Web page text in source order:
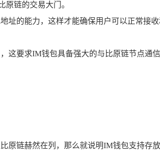
链的交易大门。
址的能力，这样才能确保用户可以正常接
这要求IM钱包具备强大的与比原链节点通
原链赫然在列，那么就说明IM钱包支持存